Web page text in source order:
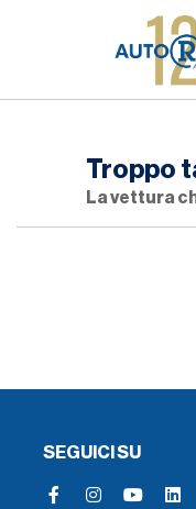
Troppo
La vettura
SEGUICI SU